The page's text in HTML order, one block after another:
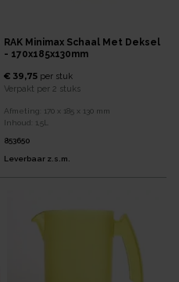
RAK Minimax Schaal Met Deksel
- 170x185x130mm
€ 39,75 per stuk
Verpakt per 2 stuks
Afmeting: 170 x 185 x 130 mm
Inhoud:
1,5L
853650
Leverbaar z.s.m.